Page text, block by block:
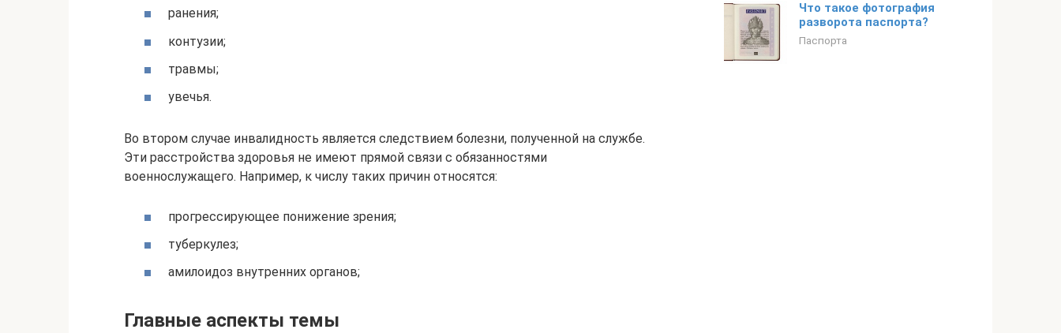
ранения;
контузии;
травмы;
увечья.
Во втором случае инвалидность является следствием болезни, полученной на службе.
Эти расстройства здоровья не имеют прямой связи с обязанностями
военнослужащего. Например, к числу таких причин относятся:
прогрессирующее понижение зрения;
туберкулез;
амилоидоз внутренних органов;
Главные аспекты темы
Что такое фотография
разворота паспорта?
Паспорта